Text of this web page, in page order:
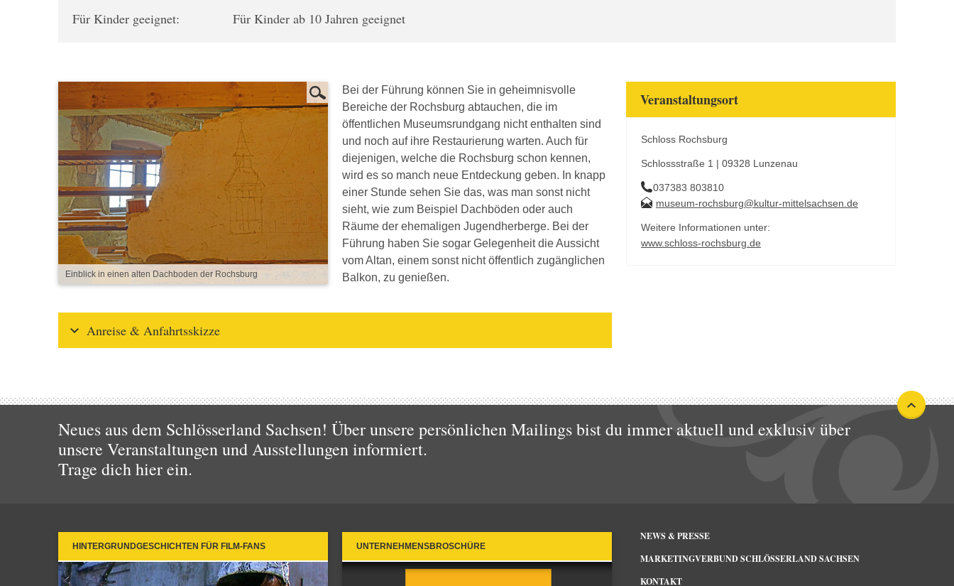
Für Kinder geeignet:
Für Kinder ab 10 Jahren geeignet
Einblick in einen alten Dachboden der Rochsburg
Bei der Führung können Sie in geheimnisvolle
Bereiche der Rochsburg abtauchen, die im
öffentlichen Museumsrundgang nicht enthalten sind
und noch auf ihre Restaurierung warten. Auch für
diejenigen, welche die Rochsburg schon kennen,
wird es so manch neue Entdeckung geben. In knapp
einer Stunde sehen Sie das, was man sonst nicht
sieht, wie zum Beispiel Dachböden oder auch
Räume der ehemaligen Jugendherberge. Bei der
Führung haben Sie sogar Gelegenheit die Aussicht
vom Altan, einem sonst nicht öffentlich zugänglichen
Balkon, zu genießen.
Anreise & Anfahrtsskizze
Veranstaltungsort
Schloss Rochsburg
Schlossstraße 1 | 09328 Lunzenau
037383 803810
museum-rochsburg@kultur-mittelsachsen.de
Weitere Informationen unter:
www.schloss-rochsburg.de
Neues aus dem Schlösserland Sachsen! Über unsere persönlichen Mailings bist du immer aktuell und exklusiv über
unsere Veranstaltungen und Ausstellungen informiert.
Trage dich hier ein.
HINTERGRUNDGESCHICHTEN FÜR FILM-FANS UNTERNEHMENSBROSCHÜRE
NEWS & PRESSE
MARKETINGVERBUND SCHLÖSSERLAND SACHSEN
KONTAKT